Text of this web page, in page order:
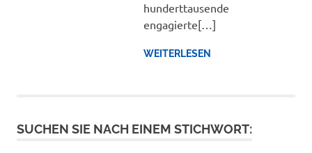
hunderttausende
engagierte[…]
WEITERLESEN
SUCHEN SIE NACH EINEM STICHWORT: